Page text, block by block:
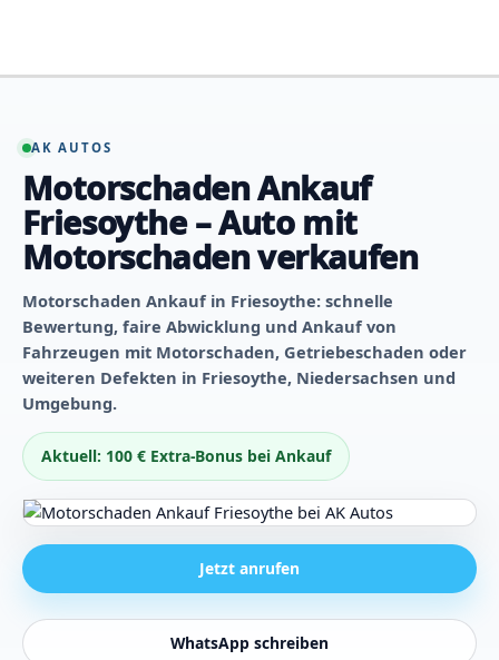
springen
AK AUTOS
Motorschaden Ankauf
Friesoythe – Auto mit
Motorschaden verkaufen
Motorschaden Ankauf in Friesoythe: schnelle
Bewertung, faire Abwicklung und Ankauf von
Fahrzeugen mit Motorschaden, Getriebeschaden oder
weiteren Defekten in Friesoythe, Niedersachsen und
Umgebung.
Aktuell: 100 € Extra-Bonus bei Ankauf
Jetzt anrufen
WhatsApp schreiben